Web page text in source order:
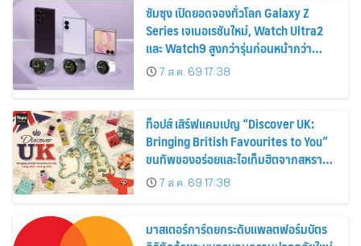
ซัมซุง เปิดยอดจองทั่วโลก Galaxy Z
Series เจเนอเรชันใหม่, Watch Ultra2
และ Watch9 สูงกว่ารุ่นก่อนหน้ากว่า
30%7 ส.ค. 69 17:38
ท็อปส์ เสิร์ฟแคมเปญ “Discover UK:
Bringing British Favourites to You”
ขนทัพของอร่อยและไอเท็มฮิตจากสหราช
อาณาจักร ส่งตรงถึงมือตั้งแต่วันนี้ – 18
สิงหาคมนี้
7 ส.ค. 69 17:38
มาสเตอร์การ์ดยกระดับแพลตฟอร์มบัตร